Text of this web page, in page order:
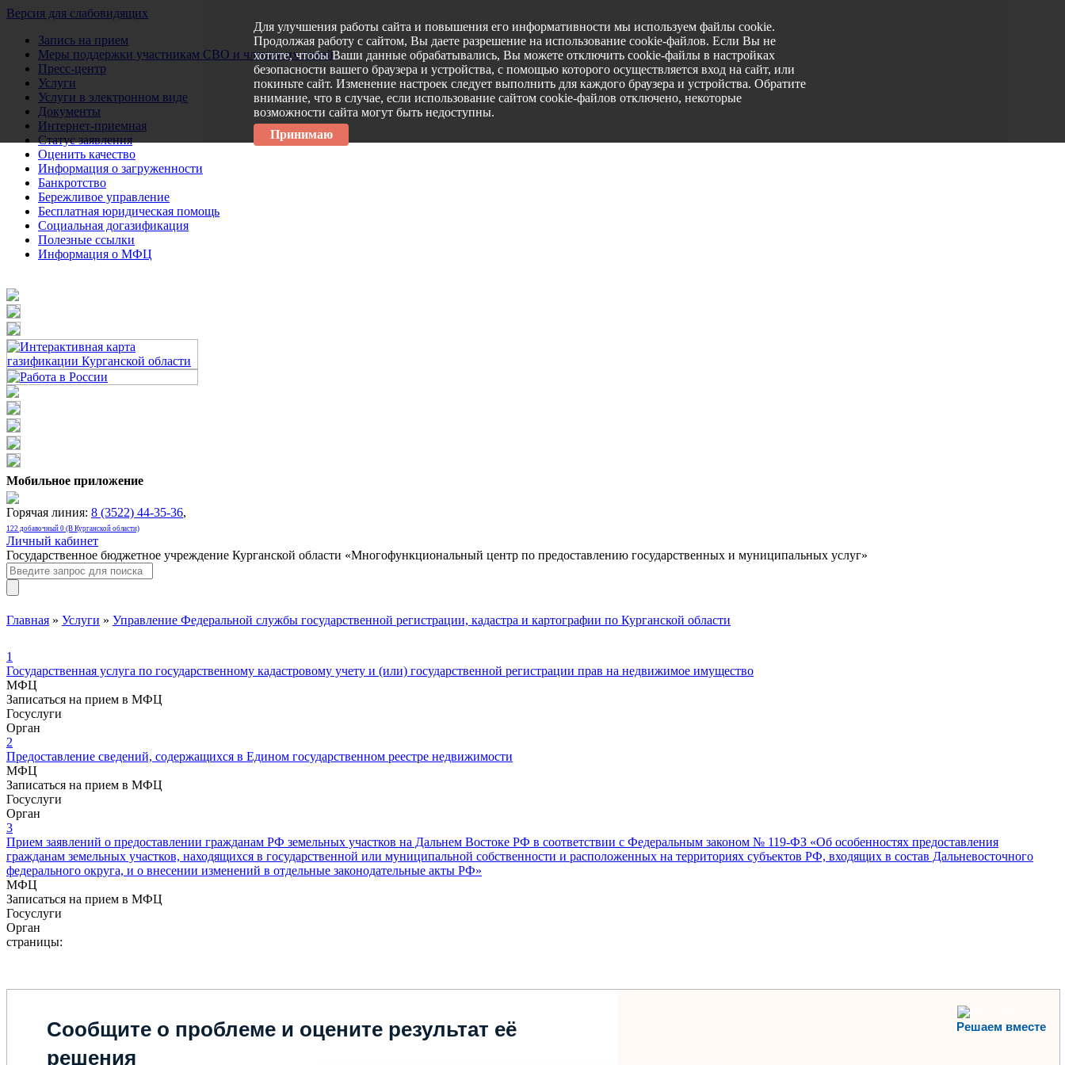
Версия для слабовидящих
Запись на прием
Меры поддержки участникам СВО и членам их семей
Пресс-центр
Услуги
Услуги в электронном виде
Документы
Интернет-приемная
Статус заявления
Оценить качество
Информация о загруженности
Банкротство
Бережливое управление
Бесплатная юридическая помощь
Социальная догазификация
Полезные ссылки
Информация о МФЦ
Мобильное приложение
Горячая линия: 8 (3522) 44-35-36,
122 добавочный 0 (В Курганской области)
Личный кабинет
Государственное бюджетное учреждение Курганской области «Многофункциональный центр по предоставлению государственных и муниципальных услуг»
Главная » Услуги » Управление Федеральной службы государственной регистрации, кадастра и картографии по Курганской области
1
Государственная услуга по государственному кадастровому учету и (или) государственной регистрации прав на недвижимое имущество
МФЦ
Записаться на прием в МФЦ
Госуслуги
Орган
2
Предоставление сведений, содержащихся в Едином государственном реестре недвижимости
МФЦ
Записаться на прием в МФЦ
Госуслуги
Орган
3
Прием заявлений о предоставлении гражданам РФ земельных участков на Дальнем Востоке РФ в соответствии с Федеральным законом № 119-ФЗ «Об особенностях предоставления
гражданам земельных участков, находящихся в государственной или муниципальной собственности и расположенных на территориях субъектов РФ, входящих в состав Дальневосточного
федерального округа, и о внесении изменений в отдельные законодательные акты РФ»
МФЦ
Записаться на прием в МФЦ
Госуслуги
Орган
страницы:
Решаем вместе
Сообщите о проблеме и оцените результат её
решения
Для улучшения работы сайта и повышения его информативности мы используем файлы cookie.
Продолжая работу с сайтом, Вы даете разрешение на использование cookie-файлов. Если Вы не
хотите, чтобы Ваши данные обрабатывались, Вы можете отключить cookie-файлы в настройках
безопасности вашего браузера и устройства, с помощью которого осуществляется вход на сайт, или
покиньте сайт. Изменение настроек следует выполнить для каждого браузера и устройства. Обратите
внимание, что в случае, если использование сайтом cookie-файлов отключено, некоторые
возможности сайта могут быть недоступны.
Принимаю